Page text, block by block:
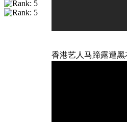
香港艺人马蹄露遭